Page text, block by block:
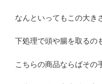
なんといってもこの大き
下処理で頭や腸を取るの
こちらの商品ならばその